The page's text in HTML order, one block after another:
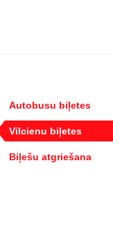
Autobusu biļetes
Vilcienu biļetes
Biļešu atgriešana